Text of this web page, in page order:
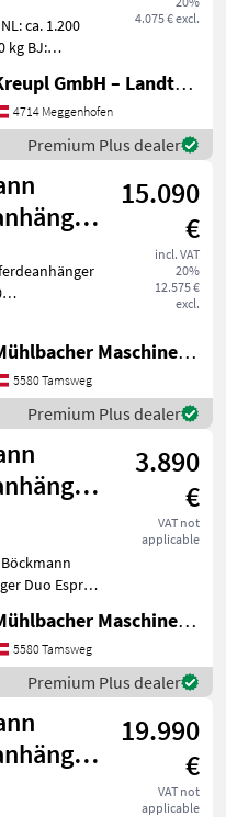
4.075 € excl.
Silber
Kreupl GmbH – Landtechnik – Schlosserei – Anhänger
4714 Meggenhofen
Premium Plus dealer
15.090
€
incl. VAT
20%
12.575 €
excl.
-
integriertem
70 Jahre
Mühlbacher Maschinen GmbH
5580 Tamsweg
Premium Plus dealer
CG
3.890
€
VAT not
applicable
Duo Esprit
2.000kg
839kg -
-
Mühlbacher Maschinen GmbH
5580 Tamsweg
Premium Plus dealer
W4
19.990
€
VAT not
applicable